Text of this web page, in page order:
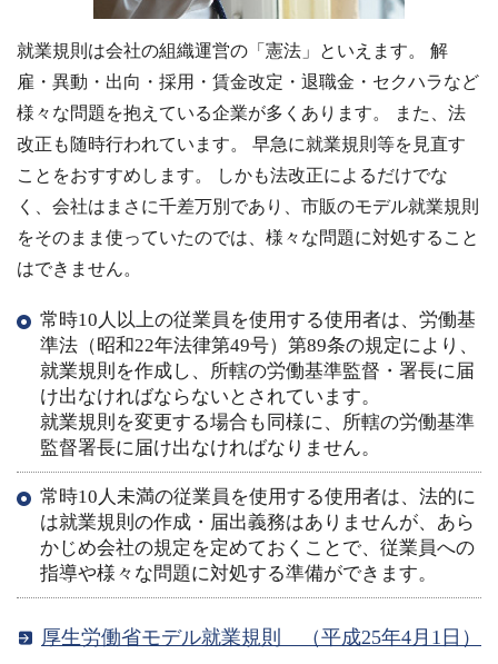
就業規則は会社の組織運営の「憲法」といえます。 解
雇・異動・出向・採用・賃金改定・退職金・セクハラなど
様々な問題を抱えている企業が多くあります。 また、法
改正も随時行われています。 早急に就業規則等を見直す
ことをおすすめします。 しかも法改正によるだけでな
く、会社はまさに千差万別であり、市販のモデル就業規則
をそのまま使っていたのでは、様々な問題に対処すること
はできません。
常時10人以上の従業員を使用する使用者は、労働基
準法（昭和22年法律第49号）第89条の規定により、
就業規則を作成し、所轄の労働基準監督・署長に届
け出なければならないとされています。
就業規則を変更する場合も同様に、所轄の労働基準
監督署長に届け出なければなりません。
常時10人未満の従業員を使用する使用者は、法的に
は就業規則の作成・届出義務はありませんが、あら
かじめ会社の規定を定めておくことで、従業員への
指導や様々な問題に対処する準備ができます。
厚生労働省モデル就業規則 （平成25年4月1日）